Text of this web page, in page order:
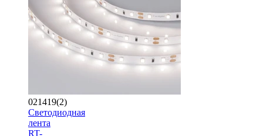
021419(2)
Светодиодная
лента
RT-